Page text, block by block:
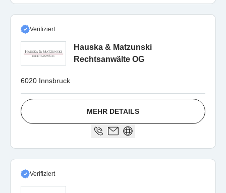
Verifiziert
Hauska & Matzunski
Rechtsanwälte OG
6020 Innsbruck
MEHR DETAILS
Verifiziert